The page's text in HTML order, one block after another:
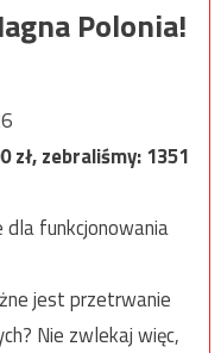
Polonia!
zł, zebraliśmy:1351
funkcjonowania
jest przetrwanie
Nie zwlekaj więc,